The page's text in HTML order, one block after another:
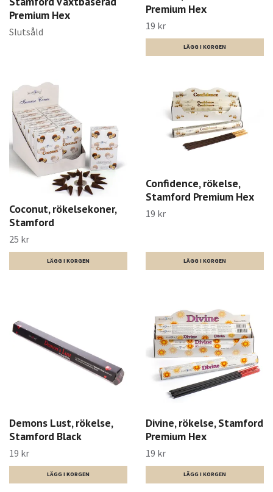
Premium Hex
Slutsåld
Premium Hex
19 kr
Coconut, rökelsekoner,
Stamford
25 kr
Confidence, rökelse,
Stamford Premium Hex
19 kr
Demons Lust, rökelse,
Stamford Black
19 kr
Divine, rökelse, Stamford
Premium Hex
19 kr